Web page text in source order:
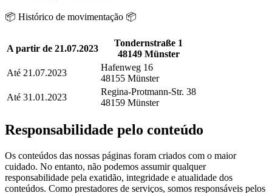
📦 Histórico de movimentação 📦
A partir de 21.07.2023
Tondernstraße 1
48149 Münster
Até 21.07.2023
Hafenweg 16
48155 Münster
Até 31.01.2023
Regina-Protmann-Str. 38
48159 Münster
Responsabilidade pelo conteúdo
Os conteúdos das nossas páginas foram criados com o maior
cuidado. No entanto, não podemos assumir qualquer
responsabilidade pela exatidão, integridade e atualidade dos
conteúdos. Como prestadores de serviços, somos responsáveis pelos